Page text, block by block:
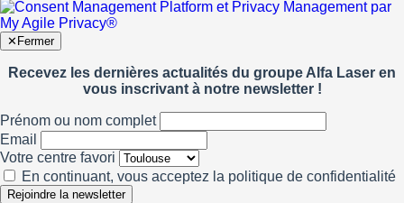
✕ Fermer
Recevez les dernières actualités du groupe Alfa Laser en
vous inscrivant à notre newsletter !
Prénom ou nom complet
Email
Votre centre favori
En continuant, vous acceptez la politique de confidentialité